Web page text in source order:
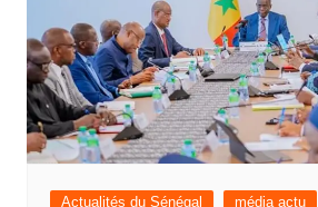
Actualités du Sénégal média actu